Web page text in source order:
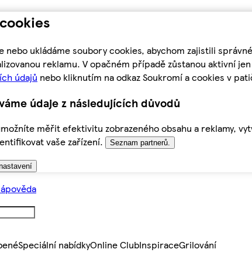
nebo ukládáme soubory cookies, abychom zajistili
reklamu. V opačném případě zůstanou aktivní
údajů nebo kliknutím na odkaz Soukromí a cookies v
údaje z následujících důvodů
měřit efektivitu zobrazeného obsahu a reklamy,
vaše zařízení.
Seznam partnerů.
Speciální nabídkyOnline ClubInspiraceGrilování